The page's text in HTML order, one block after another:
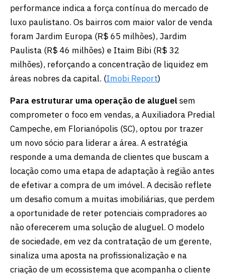
performance indica a força contínua do mercado de
luxo paulistano. Os bairros com maior valor de venda
foram Jardim Europa (R$ 65 milhões), Jardim
Paulista (R$ 46 milhões) e Itaim Bibi (R$ 32
milhões), reforçando a concentração de liquidez em
áreas nobres da capital. (Imobi Report)
Para estruturar uma operação de aluguelsem
comprometer o foco em vendas, a Auxiliadora Predial
Campeche, em Florianópolis (SC), optou por trazer
um novo sócio para liderar a área. A estratégia
responde a uma demanda de clientes que buscam a
locação como uma etapa de adaptação à região antes
de efetivar a compra de um imóvel. A decisão reflete
um desafio comum a muitas imobiliárias, que perdem
a oportunidade de reter potenciais compradores ao
não oferecerem uma solução de aluguel. O modelo
de sociedade, em vez da contratação de um gerente,
sinaliza uma aposta na profissionalização e na
criação de um ecossistema que acompanha o cliente